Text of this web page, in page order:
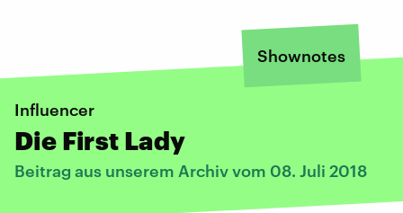
Shownotes
Influencer
Die First Lady
Beitrag aus unserem Archiv vom 08. Juli 2018